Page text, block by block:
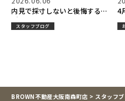
内見で採寸しないと後悔する場
所4選
スタッフブログ
4
BROWN不動産大阪南森町店 > スタッフ